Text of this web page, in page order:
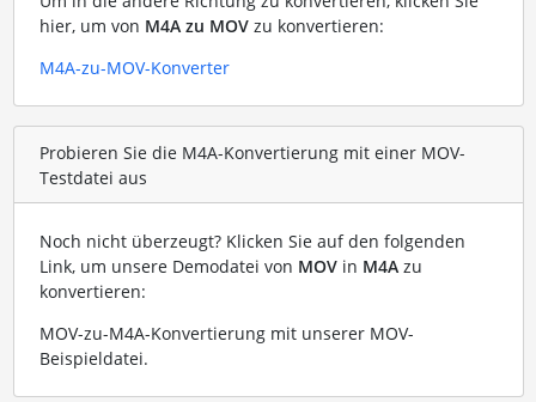
hier, um von M4A zu MOVzu konvertieren:
M4A-zu-MOV-Konverter
Probieren Sie die M4A-Konvertierung mit einer MOV-
Testdatei aus
Noch nicht überzeugt? Klicken Sie auf den folgenden
Link, um unsere Demodatei von MOVin M4Azu
konvertieren:
MOV-zu-M4A-Konvertierung mit unserer MOV-
Beispieldatei.